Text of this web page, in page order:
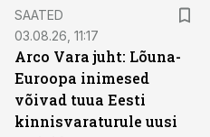
SAATED
03.08.26, 11:17
Arco Vara juht: Lõuna-
Euroopa inimesed
võivad tuua Eesti
kinnisvaraturule uusi